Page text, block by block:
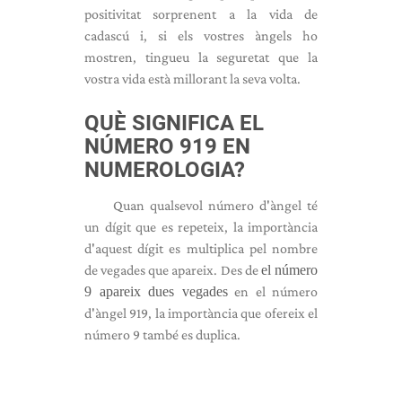
positivitat sorprenent a la vida de
cadascú i, si els vostres àngels ho
mostren, tingueu la seguretat que la
vostra vida està millorant la seva volta.
QUÈ SIGNIFICA EL
NÚMERO 919 EN
NUMEROLOGIA?
Quan qualsevol número d'àngel té
un dígit que es repeteix, la importància
d'aquest dígit es multiplica pel nombre
de vegades que apareix. Des deel número
9 apareix dues vegadesen el número
d'àngel 919, la importància que ofereix el
número 9 també es duplica.